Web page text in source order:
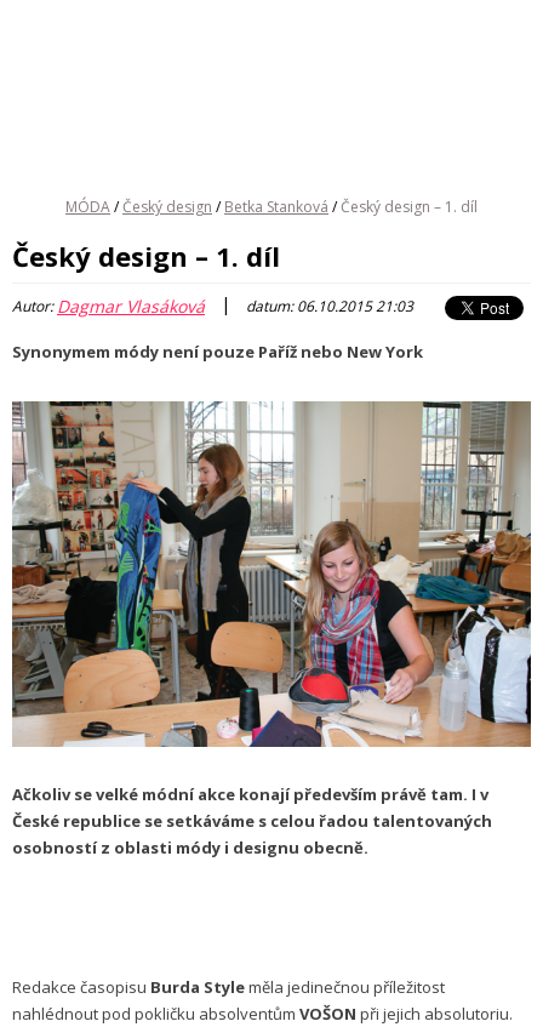
MÓDA/Český design / Betka Stanková /Český design – 1. díl
Český design – 1. díl
Autor:Dagmar Vlasáková | datum: 06.10.2015 21:03
Synonymem módy není pouze Paříž nebo New York
Ačkoliv se velké módní akce konají především právě tam. I v
České republice se setkáváme s celou řadou talentovaných
osobností z oblasti módy i designu obecně.
Redakce časopisu Burda Styleměla jedinečnou příležitost
nahlédnout pod pokličku absolventům VOŠON při jejich absolutoriu.